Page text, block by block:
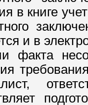
в книге
и в
факта